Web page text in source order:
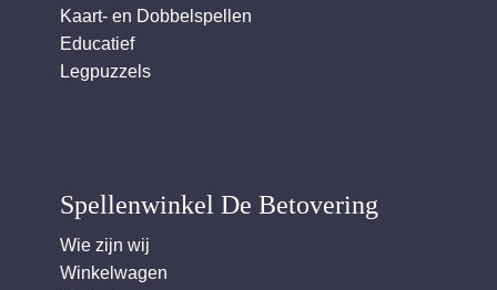
Kaart- en Dobbelspellen
Educatief
Legpuzzels
Spellenwinkel De Betover​ing
Wie zijn wij
Winkelwagen